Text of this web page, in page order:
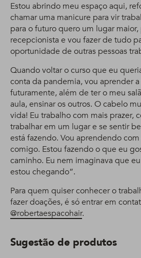
Estou abrindo meu espaço aqui,
chamar uma manicure para vir
para o futuro quero um lugar maior,
recepcionista e vou fazer de tudo
oportunidade de outras pessoas
Quando voltar o curso que eu
conta da pandemia, vou aprender a
futuramente, além de ter o meu
aula, ensinar os outros. O cabelo
vida! Eu trabalho com mais prazer,
trabalhar em um lugar e se sentir
está fazendo. Vou aprendendo
comigo. Estou fazendo o que eu
caminho. Eu nem imaginava que
estou chegando”.
Para quem quiser conhecer o
fazer doações, é só entrar em
@robertaespacohair.
Sugestão de produtos